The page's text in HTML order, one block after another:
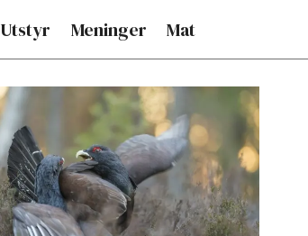
Utstyr Meninger Mat